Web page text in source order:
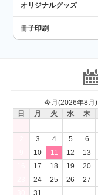
オリジナルグッズ
冊子印刷
今月(2026年8月)
日
月 火 水 木
3 4 5 6
10 11 12 13
17 18 19 20
24 25 26 27
31